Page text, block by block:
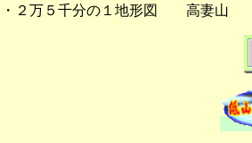
・２万５千分の１地形図 高妻山